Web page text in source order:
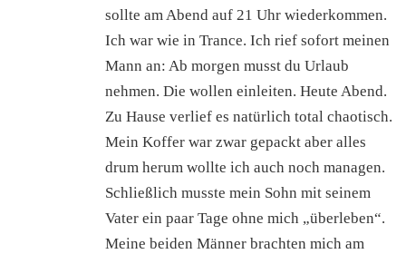
sollte am Abend auf 21 Uhr wiederkommen.
Ich war wie in Trance. Ich rief sofort meinen
Mann an: Ab morgen musst du Urlaub
nehmen. Die wollen einleiten. Heute Abend.
Zu Hause verlief es natürlich total chaotisch.
Mein Koffer war zwar gepackt aber alles
drum herum wollte ich auch noch managen.
Schließlich musste mein Sohn mit seinem
Vater ein paar Tage ohne mich „überleben“.
Meine beiden Männer brachten mich am